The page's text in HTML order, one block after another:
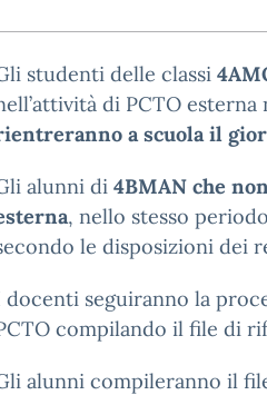
studenti delle classi
di PCTO
a scuola il
alunni di 4BMAN che
, nello stesso periodo
le disposizioni dei
docenti seguiranno la
compilando il file di
alunni compileranno il